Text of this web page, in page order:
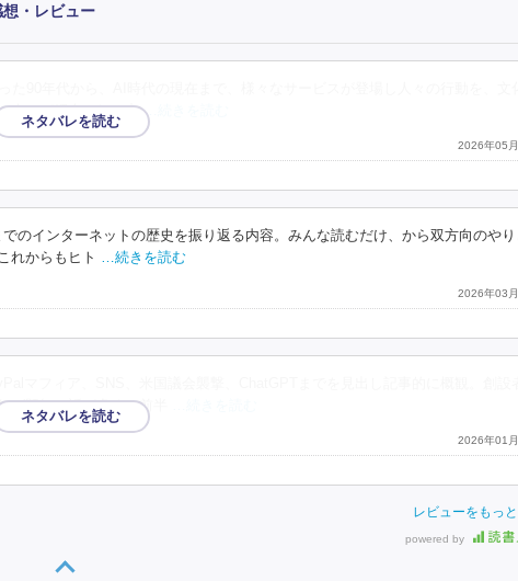
・レビュー
人々が紹介される中 …続きを読む
2026年05
のインターネットの歴史を振り返る内容。みんな読むだけ、から双方向のやり
れからもヒト …続きを読む
2026年03
ば既知の話が多く、前半
2026年01
レビューをもっ
powered by